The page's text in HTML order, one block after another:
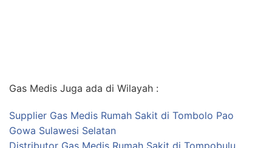
Gas Medis Juga ada di Wilayah :
Supplier Gas Medis Rumah Sakit di Tombolo Pao
Gowa Sulawesi Selatan
Distributor Gas Medis Rumah Sakit di Tompobulu